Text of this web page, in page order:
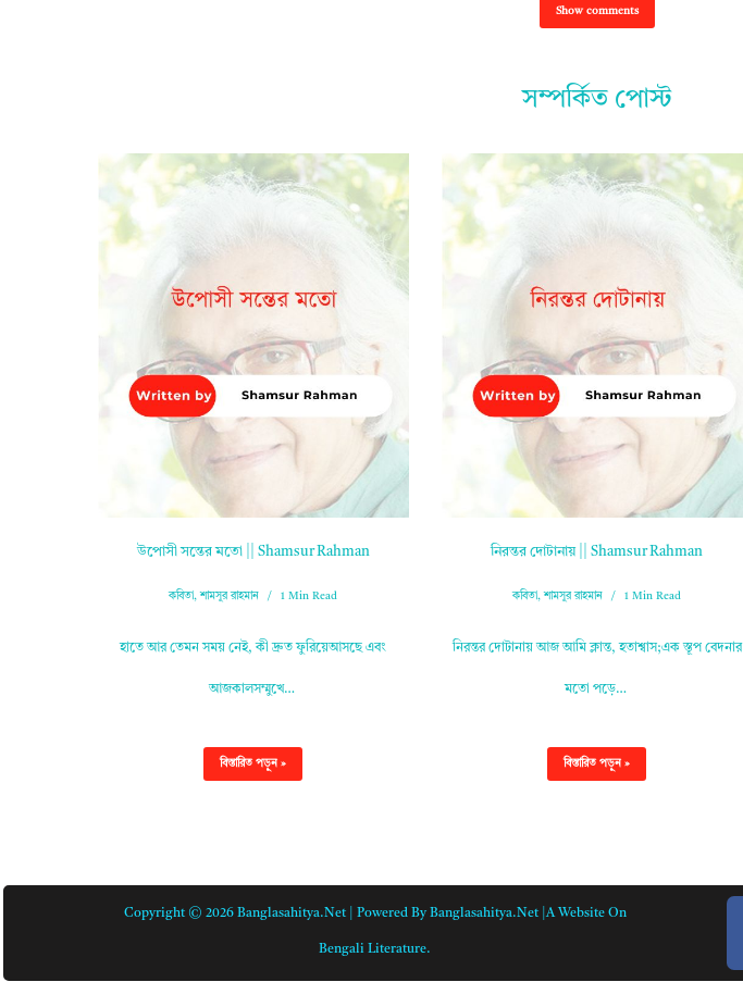
Show comments
সম্পর্কিত পোস্ট
উপোসী সন্তের মতো || Shamsur Rahman
কবিতা,শামসুর রাহমান 1 Min Read
হাতে আর তেমন সময় নেই, কী দ্রুত ফুরিয়েআসছে এবং
আজকালসম্মুখে…
বিস্তারিত পড়ুন »
নিরন্তর দোটানায় || Shamsur Rahman
কবিতা,শামসুর রাহমান 1 Min Read
নিরন্তর দোটানায় আজ আমি ক্লান্ত, হতাশ্বাস;এক স্তূপ বেদনার
মতো পড়ে…
বিস্তারিত পড়ুন »
Copyright © 2026 Banglasahitya.net | Powered By Banglasahitya.net |A Website On
Bengali Literature.